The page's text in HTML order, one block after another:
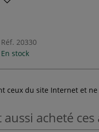
Réf. 20330
En stock
ceux du site Internet et
acheté